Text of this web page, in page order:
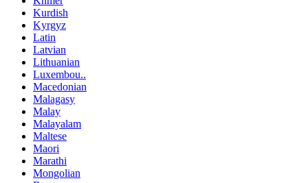
Kurdish
Kyrgyz
Latin
Latvian
Lithuanian
Luxembou..
Macedonian
Malagasy
Malay
Malayalam
Maltese
Maori
Marathi
Mongolian